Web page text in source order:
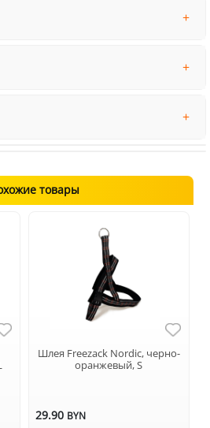
товары
Шлея Freezack Nordic, черно-
оранжевый, S
29.90 BYN